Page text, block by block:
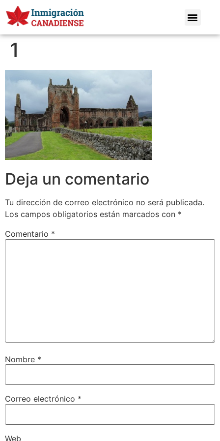
1
Deja un comentario
Tu dirección de correo electrónico no será publicada.
Los campos obligatorios están marcados con *
Comentario *
Nombre *
Correo electrónico *
Web